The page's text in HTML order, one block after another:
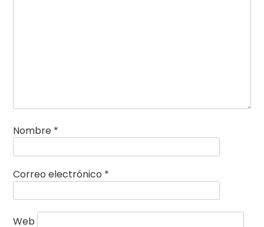
Nombre *
Correo electrónico *
Web